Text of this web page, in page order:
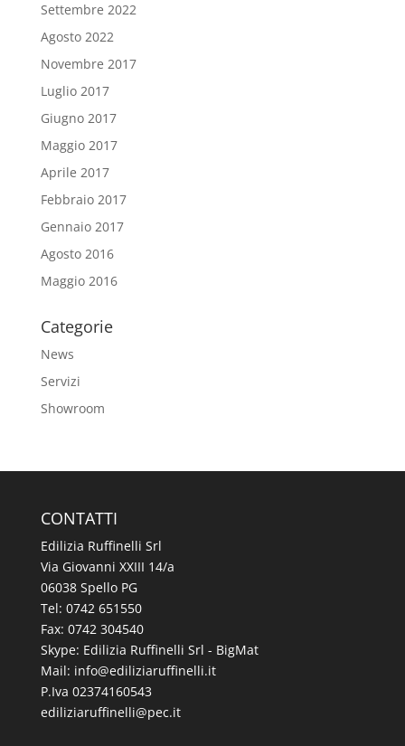
Settembre 2022
Agosto 2022
Novembre 2017
Luglio 2017
Giugno 2017
Maggio 2017
Aprile 2017
Febbraio 2017
Gennaio 2017
Agosto 2016
Maggio 2016
Categorie
News
Servizi
Showroom
CONTATTI
Edilizia Ruffinelli Srl
Via Giovanni XXIII 14/a
06038 Spello PG
Tel: 0742 651550
Fax: 0742 304540
Skype: Edilizia Ruffinelli Srl - BigMat
Mail:
ti.illeniffuraizilide
@ofni
P.Iva 02374160543
ti.cep
@illeniffuraizilide